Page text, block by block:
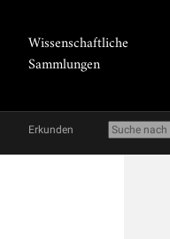
Wissenschaftliche
Sammlungen
Erkunden